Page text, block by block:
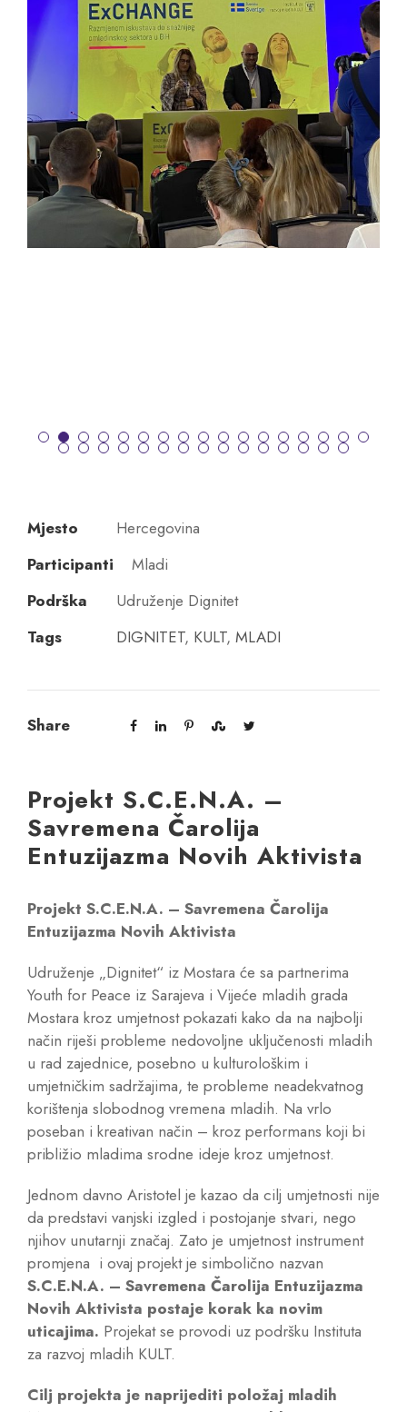
Mjesto
Hercegovina
Participanti
Mladi
Podrška
Udruženje Dignitet
Tags
DIGNITET, KULT, MLADI
Share
Projekt S.C.E.N.A. –
Savremena Čarolija
Entuzijazma Novih Aktivista
Projekt S.C.E.N.A. – Savremena Čarolija
Entuzijazma Novih Aktivista
Udruženje „Dignitet“ iz Mostara će sa partnerima
Youth for Peace iz Sarajeva i Vijeće mladih grada
Mostara kroz umjetnost pokazati kako da na najbolji
način riješi probleme nedovoljne uključenosti mladih
u rad zajednice, posebno u kulturološkim i
umjetničkim sadržajima, te probleme neadekvatnog
korištenja slobodnog vremena mladih. Na vrlo
poseban i kreativan način – kroz performans koji bi
približio mladima srodne ideje kroz umjetnost.
Jednom davno Aristotel je kazao da cilj umjetnosti nije
da predstavi vanjski izgled i postojanje stvari, nego
njihov unutarnji značaj. Zato je umjetnost instrument
promjena i ovaj projekt je simbolično nazvan
S.C.E.N.A. – Savremena Čarolija Entuzijazma
Novih Aktivista postaje korak ka novim
uticajima. Projekat se provodi uz podršku Instituta
za razvoj mladih KULT.
Cilj projekta je naprijediti položaj mladih